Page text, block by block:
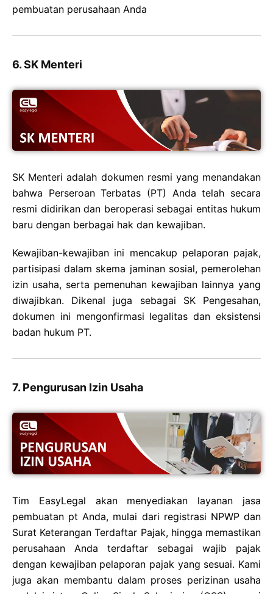
pembuatan perusahaan Anda
6. SK Menteri
SK Menteri adalah dokumen resmi yang menandakan
bahwa Perseroan Terbatas (PT) Anda telah secara
resmi didirikan dan beroperasi sebagai entitas hukum
baru dengan berbagai hak dan kewajiban.
Kewajiban-kewajiban ini mencakup pelaporan pajak,
partisipasi dalam skema jaminan sosial, pemerolehan
izin usaha, serta pemenuhan kewajiban lainnya yang
diwajibkan. Dikenal juga sebagai SK Pengesahan,
dokumen ini mengonfirmasi legalitas dan eksistensi
badan hukum PT.
7. Pengurusan Izin Usaha
Tim EasyLegal akan menyediakan layanan jasa
pembuatan pt Anda, mulai dari registrasi NPWP dan
Surat Keterangan Terdaftar Pajak, hingga memastikan
perusahaan Anda terdaftar sebagai wajib pajak
dengan kewajiban pelaporan pajak yang sesuai. Kami
juga akan membantu dalam proses perizinan usaha